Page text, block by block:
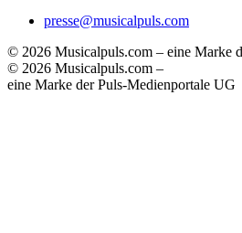
presse@musicalpuls.com
© 2026 Musicalpuls.com – eine Marke
© 2026 Musicalpuls.com –
eine Marke der Puls-Medienportale UG